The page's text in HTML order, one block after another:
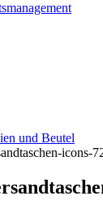
und Beutel
icons-